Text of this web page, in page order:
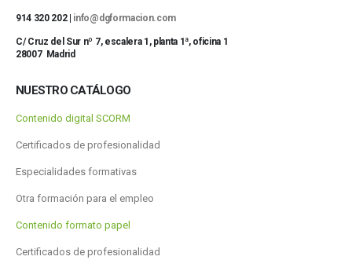
914 320 202 | info@dgformacion.com
C/ Cruz del Sur nº 7, escalera 1, planta 1ª, oficina 1
28007 Madrid
NUESTRO CATÁLOGO
Contenido digital SCORM
Certificados de profesionalidad
Especialidades formativas
Otra formación para el empleo
Contenido formato papel
Certificados de profesionalidad